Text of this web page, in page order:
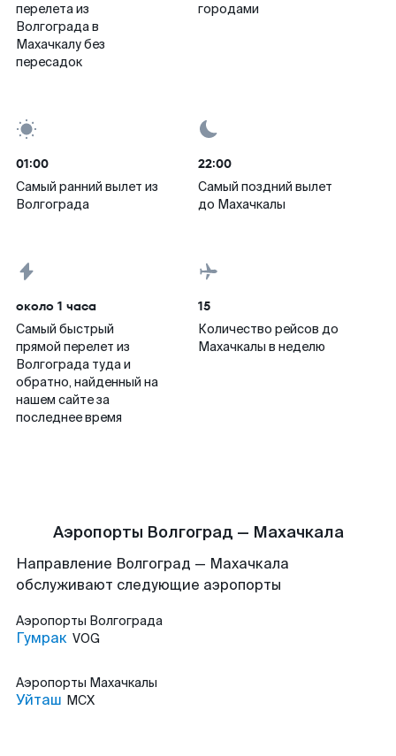
перелета из
Волгограда в
Махачкалу без
пересадок
городами
01:00
Самый ранний вылет из
Волгограда
22:00
Самый поздний вылет
до Махачкалы
около 1 часа
Самый быстрый
прямой перелет из
Волгограда туда и
обратно, найденный на
нашем сайте за
последнее время
15
Количество рейсов до
Махачкалы в неделю
Аэропорты Волгоград — Махачкала
Направление Волгоград — Махачкала
обслуживают следующие аэропорты
Аэропорты Волгограда
Гумрак VOG
Аэропорты Махачкалы
Уйташ MCX